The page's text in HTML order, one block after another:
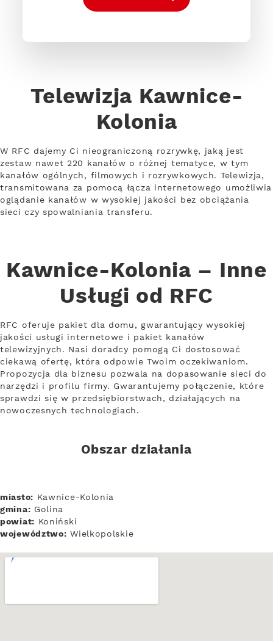
Telewizja Kawnice-
Kolonia
W RFC dajemy Ci nieograniczoną rozrywkę, jaką jest
zestaw nawet 220 kanałów o różnej tematyce, w tym
kanałów ogólnych, filmowych i rozrywkowych. Telewizja,
transmitowana za pomocą łącza internetowego umożliwia
oglądanie kanałów w wysokiej jakości bez obciążania
sieci czy spowalniania transferu.
Kawnice-Kolonia – Inne
Usługi od RFC
RFC oferuje pakiet dla domu, gwarantujący wysokiej
jakości usługi internetowe i pakiet kanałów
telewizyjnych. Nasi doradcy pomogą Ci dostosować
ciekawą ofertę, która odpowie Twoim oczekiwaniom.
Propozycja dla biznesu pozwala na dopasowanie sieci do
narzędzi i profilu firmy. Gwarantujemy połączenie, które
sprawdzi się w przedsiębiorstwach, działających na
nowoczesnych technologiach.
Obszar działania
miasto: Kawnice-Kolonia
gmina: Golina
powiat: Koniński
województwo: Wielkopolskie